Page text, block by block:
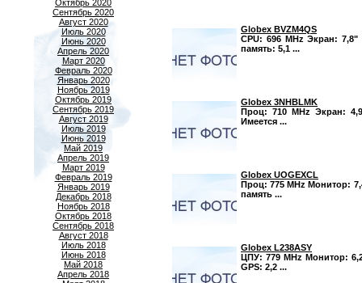
Октябрь 2020
Сентябрь 2020
Август 2020
Июль 2020
Июнь 2020
Апрель 2020
Март 2020
Февраль 2020
Январь 2020
Ноябрь 2019
Октябрь 2019
Сентябрь 2019
Август 2019
Июль 2019
Июнь 2019
Май 2019
Апрель 2019
Март 2019
Февраль 2019
Январь 2019
Декабрь 2018
Ноябрь 2018
Октябрь 2018
Сентябрь 2018
Август 2018
Июль 2018
Июнь 2018
Май 2018
Апрель 2018
Globex BVZM4QS
CPU: 696 MHz Экран: 7,8"
память: 5,1 ...
Globex 3NHBLMK
Проц: 710 MHz Экран:
Имеется ...
Globex UOGEXCL
Проц: 775 MHz Монитор:
память ...
Globex L238ASY
ЦПУ: 779 MHz Монитор:
GPS: 2,2 ...